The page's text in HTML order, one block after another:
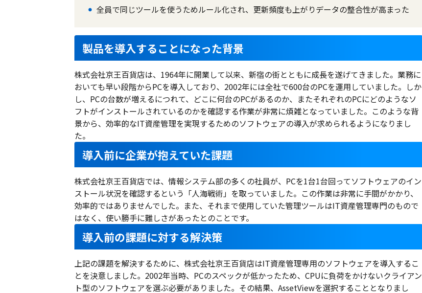
全員で同じツールを使うためルール化され、更新頻度も上がりデータの整合性が高まった
製品を導入することになった背景
株式会社京王百貨店は、1964年に開業して以来、新宿の街とともに成長を遂げてきました。業務に
おいても早い段階からPCを導入しており、2002年には全社で600台のPCを運用していました。しか
し、PCの台数が増えるにつれて、どこに何台のPCがあるのか、またそれぞれのPCにどのようなソ
フトがインストールされているのかを確認する作業が非常に煩雑となっていました。このような背
景から、効率的なIT資産管理を実現するためのソフトウェアの導入が求められるようになりまし
た。
導入前に企業が抱えていた課題
株式会社京王百貨店では、情報システム部の多くの社員が、PCを1台1台回ってソフトウェアのイン
ストール状況を確認するという「人海戦術」を取っていました。この作業は非常に手間がかかり、
効率的ではありませんでした。また、それまで使用していた管理ツールはIT資産管理専門のもので
はなく、使い勝手に難しさがあったとのことです。
導入前の課題に対する解決策
上記の課題を解決するために、株式会社京王百貨店はIT資産管理専用のソフトウェアを導入するこ
とを決意しました。2002年当時、PCのスペックが低かったため、CPUに負荷をかけないクライアン
ト型のソフトウェアを選ぶ必要がありました。その結果、AssetViewを選択することとなりまし